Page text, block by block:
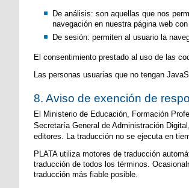
De análisis: son aquellas que nos
navegación en nuestra página web
De sesión: permiten al usuario la
El consentimiento prestado al uso de las
Las personas usuarias que no tengan
8. Aviso de exención de
El Ministerio de Educación, Formación
Secretaría General de Administración Digital,
editores. La traducción no se ejecuta en
PLATA utiliza motores de traducción
traducción de todos los términos.
traducción más fiable posible.